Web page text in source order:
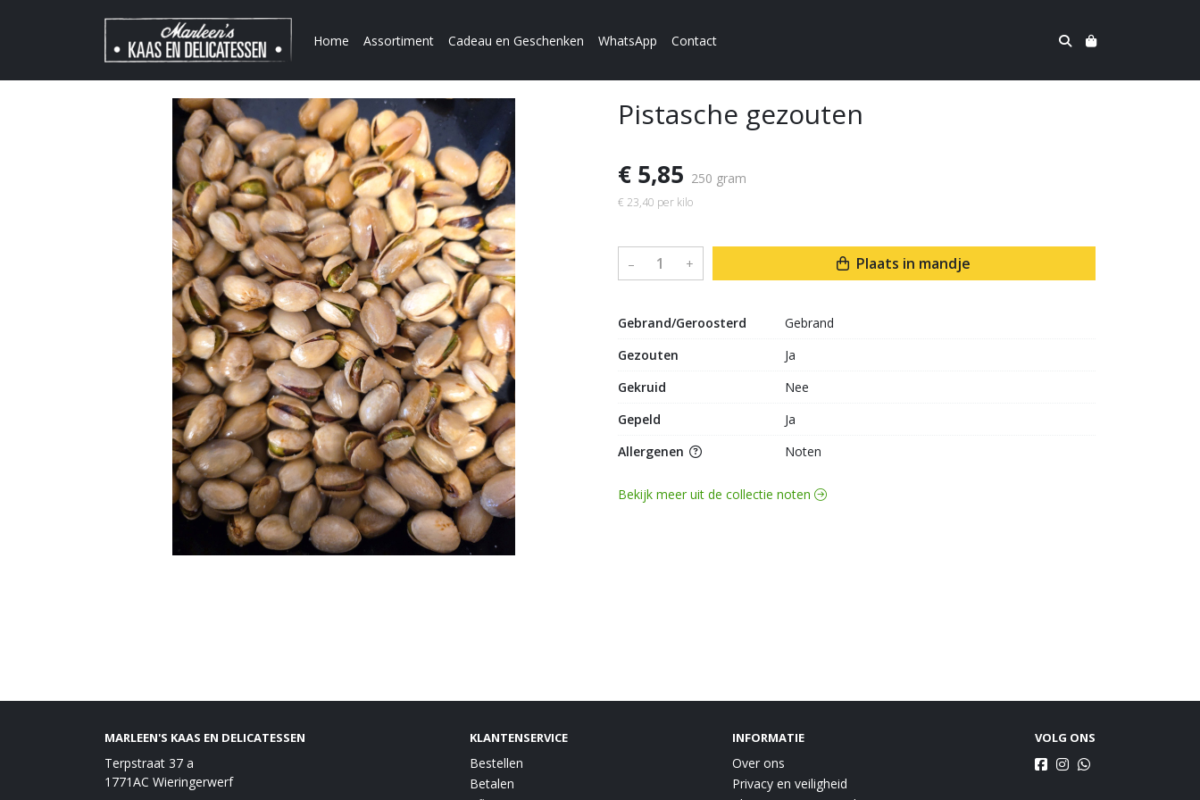
Home Assortiment Cadeau en Geschenken WhatsApp Contact
Pistasche gezouten
€ 5,85 250 gram
€ 23,40 per kilo
– + Plaats in mandje
Gebrand/Geroosterd
Gebrand
Gezouten
Ja
Gekruid
Nee
Gepeld
Ja
Allergenen
Noten
Bekijk meer uit de collectie noten
MARLEEN'S KAAS EN DELICATESSEN
Terpstraat 37 a
1771AC Wieringerwerf
KLANTENSERVICE
Bestellen
Betalen
INFORMATIE
Over ons
Privacy en veiligheid
VOLG ONS